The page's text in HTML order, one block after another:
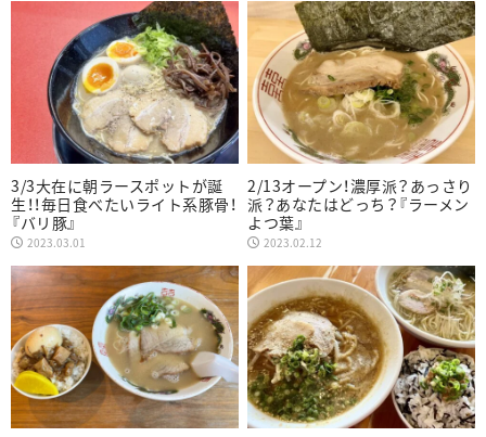
3/3大在に朝ラースポットが誕
生！！毎日食べたいライト系豚骨！
『バリ豚』
2023.03.01
2/13オープン！濃厚派？あっさり
派？あなたはどっち？『ラーメン
よつ葉』
2023.02.12